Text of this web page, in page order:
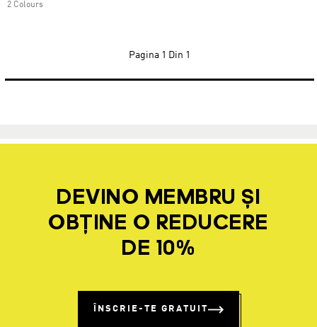
2 Colours
Pagina 1 Din 1
DEVINO MEMBRU ȘI
OBȚINE O REDUCERE
DE 10%
ÎNSCRIE-TE GRATUIT